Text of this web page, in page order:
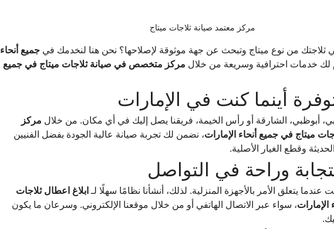
مركز معتمد صيانة ثلاجات ميتاج
من نوع ميتاج وتبحث عن جهة موثوقة لإصلاحها؟ نحن هنا لنخدمك في جميع أنحاء
لك خدمات احترافية وسريعة من خلال مركز متخصص في صيانة ثلاجات ميتاج في جميع
أينما كنت في الإمارات
أبوظبي، الشارقة أو رأس الخيمة، فريقنا يصل إليك في أي مكان. من خلال مركز
ميتاج في جميع أنحاء الإمارات، نضمن لك تجربة صيانة عالية الجودة بفضل الفنيين
وقطع الغيار الأصلية.
وراحة في التواصل
عندما يتعلق الأمر بالأجهزة المنزلية. لذلك، أنشأنا نظامًا سهلًا لـ ابلاغ اعطال ثلاجات
الإمارات، سواء عبر الاتصال الهاتفي أو من خلال موقعنا الإلكتروني. وسرعان ما يكون